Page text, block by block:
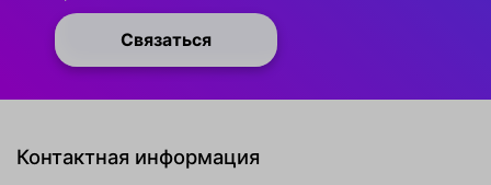
Связаться
Контактная информация